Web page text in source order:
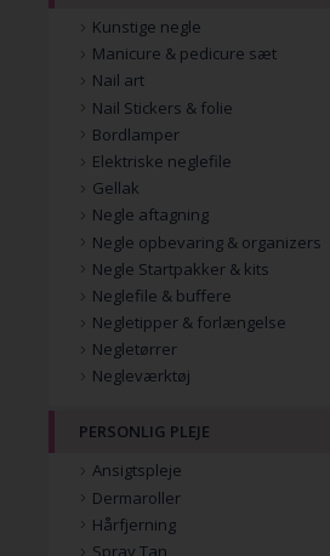
Kunstige negle
Manicure & pedicure sæt
Nail art
Nail Stickers & folie
Bordlamper
Elektriske neglefile
Gellak
Negle aftagning
Negle opbevaring & organizers
Negle Startpakker & kits
Neglefile & buffere
Negletipper & forlængelse
Negletørrer
Negleværktøj
PERSONLIG PLEJE
Ansigtspleje
Dermaroller
Hårfjerning
Spray Tan